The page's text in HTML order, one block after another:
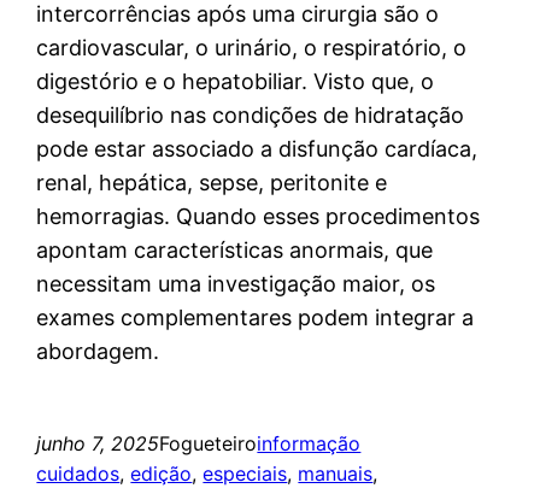
intercorrências após uma cirurgia são o
cardiovascular, o urinário, o respiratório, o
digestório e o hepatobiliar. Visto que, o
desequilíbrio nas condições de hidratação
pode estar associado a disfunção cardíaca,
renal, hepática, sepse, peritonite e
hemorragias. Quando esses procedimentos
apontam características anormais, que
necessitam uma investigação maior, os
exames complementares podem integrar a
abordagem.
junho 7, 2025Fogueteiroinformação
cuidados, edição, especiais, manuais